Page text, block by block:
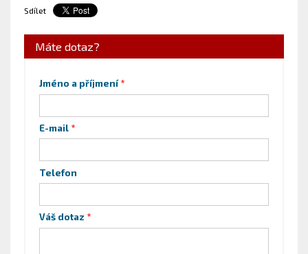
Sdílet
Máte dotaz?
Jméno a příjmení
E-mail
Telefon
Váš dotaz